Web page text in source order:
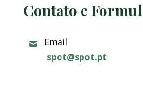
Contato e
Email
spot@spot.pt